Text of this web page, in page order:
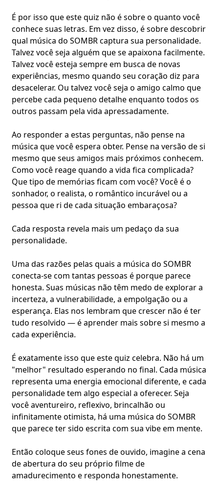
É por isso que este quiz não é sobre o quanto você
conhece suas letras. Em vez disso, é sobre descobrir
qual música do SOMBR captura sua personalidade.
Talvez você seja alguém quese apaixona facilmente.
Talvez você esteja sempre em busca de novas
experiências, mesmo quando seu coração diz para
desacelerar. Ou talvez você seja o amigo calmo que
percebecada pequeno detalheenquanto todos os
outros passam pela vida apressadamente.
Ao responder a estas perguntas, não pense na
música que você espera obter. Pense na versão de si
mesmo que seus amigos mais próximos conhecem.
Como você reage quando a vida fica complicada?
Que tipo de memórias ficam com você? Você é o
sonhador, o realista, o romântico incurável ou a
pessoa que ri de cada situação embaraçosa?
Cada resposta revela mais um pedaço da sua
personalidade.
Uma das razões pelas quais a música do SOMBR
conecta-se com tantas pessoas é porque parece
honesta. Suas músicas não têm medo de explorar a
incerteza, a vulnerabilidade, a empolgação ou a
esperança. Elas nos lembram que crescer não é ter
tudo resolvido — é aprender mais sobre si mesmo a
cada experiência.
É exatamente isso que este quiz celebra. Não há um
"melhor" resultado esperando no final. Cada música
representa uma energia emocional diferente, e cada
personalidade tem algo especial a oferecer. Seja
você aventureiro, reflexivo, brincalhão ou
infinitamente otimista, há uma música do SOMBR
que parece ter sido escrita com sua vibe em mente.
Então coloque seus fones de ouvido, imagine a cena
de abertura do seu próprio filme de
amadurecimento e responda honestamente.